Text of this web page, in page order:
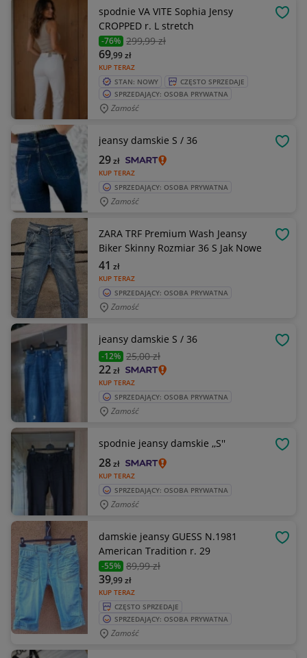
spodnie VA VITE Sophia Jensy
CROPPED r. L stretch
-76% 299,99 zł
KUP TERAZ
69,99zł
STAN: NOWY
CZĘSTO SPRZEDAJE
SPRZEDAJĄCY: OSOBA PRYWATNA
Zamość
jeansy damskie S / 36
KUP TERAZ
29zł
SPRZEDAJĄCY: OSOBA PRYWATNA
Zamość
ZARA TRF Premium Wash Jeansy
Biker Skinny Rozmiar 36 S Jak Nowe
KUP TERAZ
41 zł
SPRZEDAJĄCY: OSOBA PRYWATNA
Zamość
jeansy damskie S / 36
-12% 25,00 zł
KUP TERAZ
22zł
SPRZEDAJĄCY: OSOBA PRYWATNA
Zamość
spodnie jeansy damskie ,,S''
KUP TERAZ
28zł
SPRZEDAJĄCY: OSOBA PRYWATNA
Zamość
damskie jeansy GUESS N.1981
American Tradition r. 29
-55% 89,99 zł
KUP TERAZ
39,99zł
CZĘSTO SPRZEDAJE
SPRZEDAJĄCY: OSOBA PRYWATNA
Zamość